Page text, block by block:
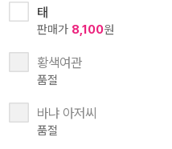
태
판매가 8,100원
황색여관
품절
바냐 아저씨
품절